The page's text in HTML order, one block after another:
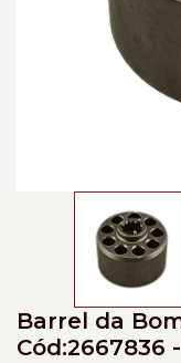
Barrel da
Cód:2667836